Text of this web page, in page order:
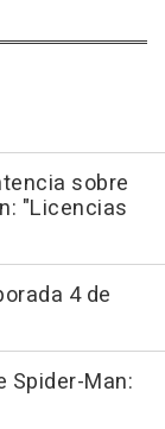
sobre
"Licencias
4 de
Spider-Man: